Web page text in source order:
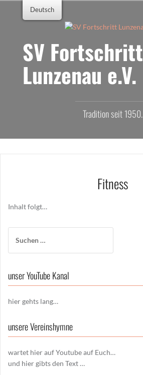
SV Fortschritt
Lunzenau e.V.
Tradition seit 1950.
Fitness
Inhalt folgt…
nach:
unser YouTube Kanal
hier gehts lang…
unsere Vereinshymne
wartet hier auf Youtube auf Euch…
und hier gibts den Text …
Deutsch